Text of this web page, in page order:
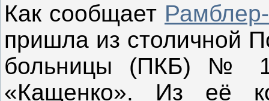
Как сообщает
пришла из столичной
больницы (ПКБ) № 1,
«Кащенко». Из её